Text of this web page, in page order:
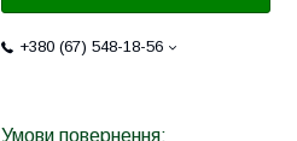
+380 (67) 548-18-56